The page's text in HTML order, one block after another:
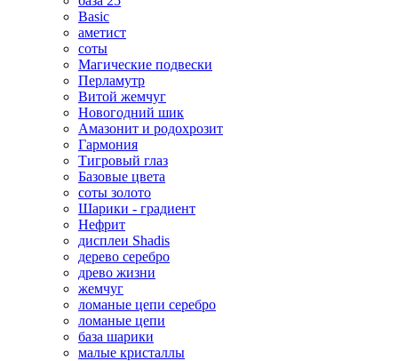
Basic
аметист
соты
Магические подвески
Перламутр
Витой жемчуг
Новогодний шик
Амазонит и родохрозит
Гармония
Тигровый глаз
Базовые цвета
соты золото
Шарики - градиент
Нефрит
дисплеи Shadis
дерево серебро
древо жизни
жемчуг
ломаные цепи серебро
ломаные цепи
база шарики
малые кристаллы